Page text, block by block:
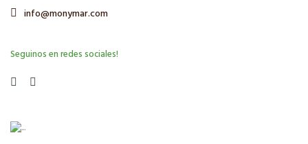
info@monymar.com
Seguinos en redes sociales!